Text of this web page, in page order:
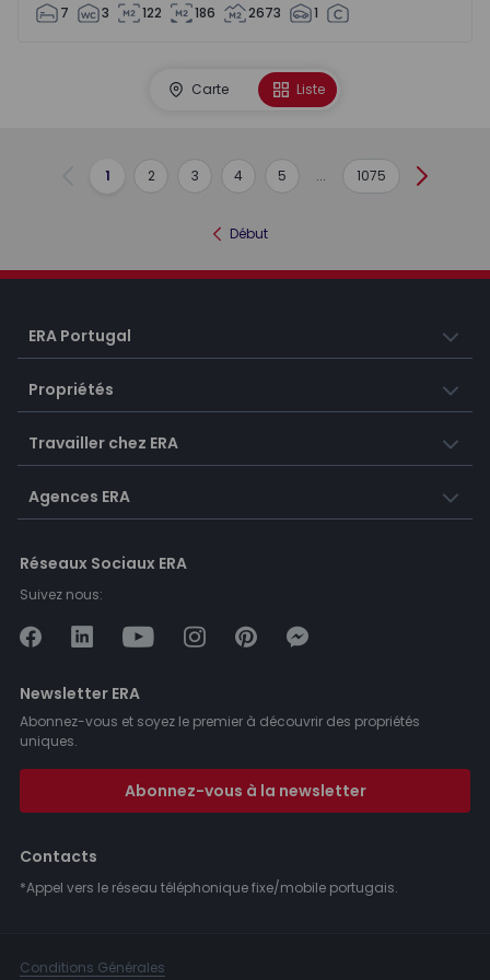
7 3 122 186 2673 1
Carte Liste
Précédent
1 2 3 4 5 ... 1075 Suivant
Début
ERA Portugal
Propriétés
Travailler chez ERA
Agences ERA
Réseaux Sociaux ERA
Suivez nous:
Newsletter ERA
Abonnez-vous et soyez le premier à découvrir des propriétés
uniques.
Abonnez-vous à la newsletter
Contacts
*Appel vers le réseau téléphonique fixe/mobile portugais.
Conditions Générales